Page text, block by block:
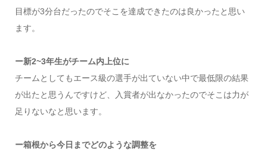
目標が3分台だったのでそこを達成できたのは良かったと思い
ます。
ー新2~3年生がチーム内上位に
チームとしてもエース級の選手が出ていない中で最低限の結果
が出たと思うんですけど、入賞者が出なかったのでそこは力が
足りないなと思います。
ー箱根から今日までどのような調整を